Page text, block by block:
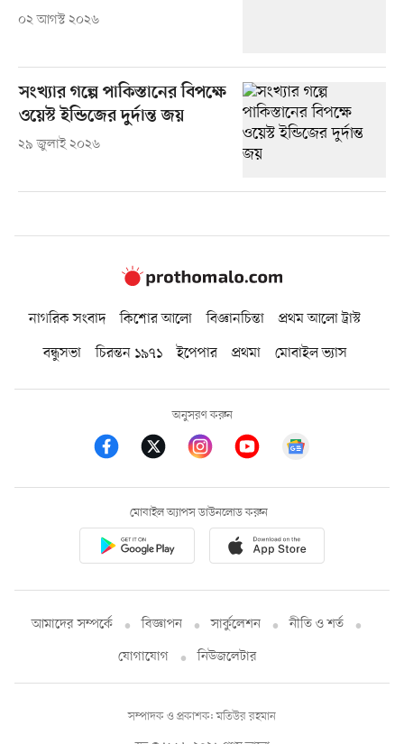
০২ আগস্ট ২০২৬
সংখ্যার গল্পে পাকিস্তানের বিপক্ষে
ওয়েস্ট ইন্ডিজের দুর্দান্ত জয়
২৯ জুলাই ২০২৬
নাগরিক সংবাদ কিশোর আলো বিজ্ঞানচিন্তা
প্রথম আলো ট্রাস্ট
বন্ধুসভা
চিরন্তন ১৯৭১ ইপেপার প্রথমা মোবাইল ভ্যাস
অনুসরণ করুন
মোবাইল অ্যাপস ডাউনলোড করুন
আমাদের সম্পর্কে বিজ্ঞাপন সার্কুলেশন
নীতি ও শর্ত
যোগাযোগ
নিউজলেটার
সম্পাদক ও প্রকাশক: মতিউর রহমান